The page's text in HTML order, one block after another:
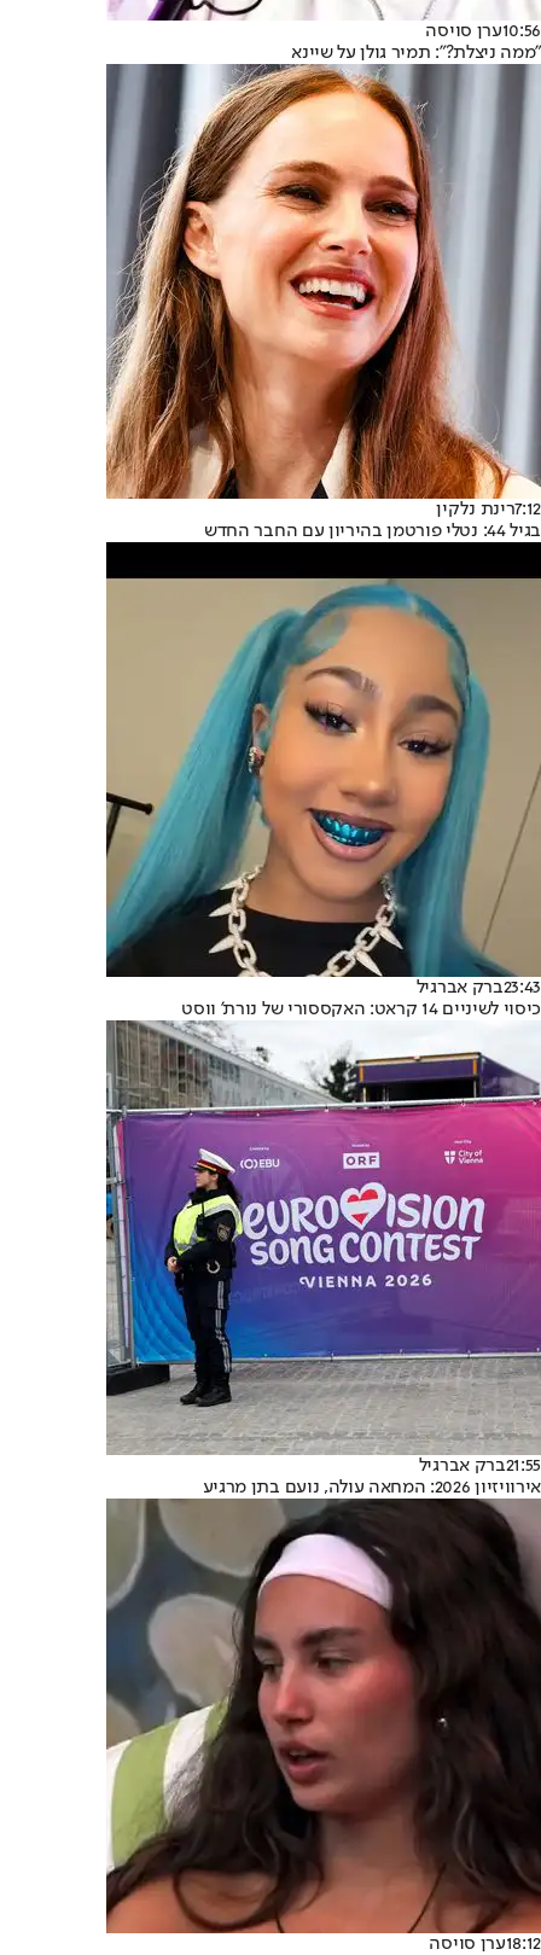
10:56ערן סויסה
"ממה ניצלת?": תמיר גולן על שיינא
7:12רינת נלקין
בגיל 44: נטלי פורטמן בהיריון עם החבר החדש
23:43ברק אברגיל
כיסוי לשיניים 14 קראט: האקססורי של נורת' ווסט
21:55ברק אברגיל
אירוויזיון 2026: המחאה עולה, נועם בתן מרגיע
18:12ערן סויסה